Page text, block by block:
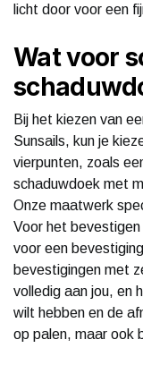
licht door voor een
Wat voor
Bij het kiezen van
Sunsails, kun je
vierpunten, zoals
schaduwdoek met
Onze maatwerk
Voor het
voor een
bevestigingen met
volledig aan jou, en
wilt hebben en de
op palen, maar ook